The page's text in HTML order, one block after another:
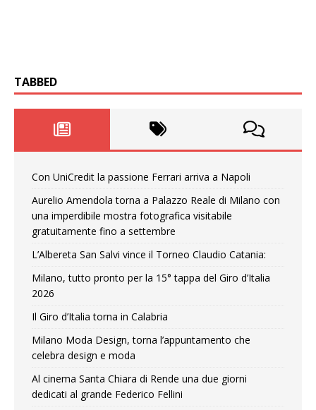
TABBED
Con UniCredit la passione Ferrari arriva a Napoli
Aurelio Amendola torna a Palazzo Reale di Milano con
una imperdibile mostra fotografica visitabile
gratuitamente fino a settembre
L’Albereta San Salvi vince il Torneo Claudio Catania:
Milano, tutto pronto per la 15° tappa del Giro d’Italia
2026
Il Giro d’Italia torna in Calabria
Milano Moda Design, torna l’appuntamento che
celebra design e moda
Al cinema Santa Chiara di Rende una due giorni
dedicati al grande Federico Fellini